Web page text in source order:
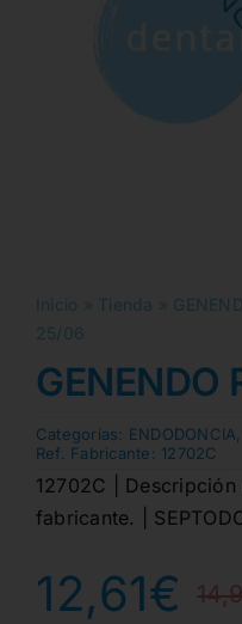
Inicio » Tienda »
25/06
GENENDO
Categorias: ENDODONCIA
Ref. Fabricante: 12702C
12702C |
fabricante. |
12,61€